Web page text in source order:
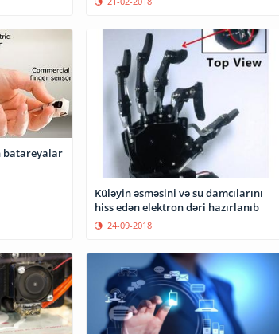
batareyalar
Küləyin əsməsini və su damcılarını
hiss edən elektron dəri hazırlanıb
24-09-2018